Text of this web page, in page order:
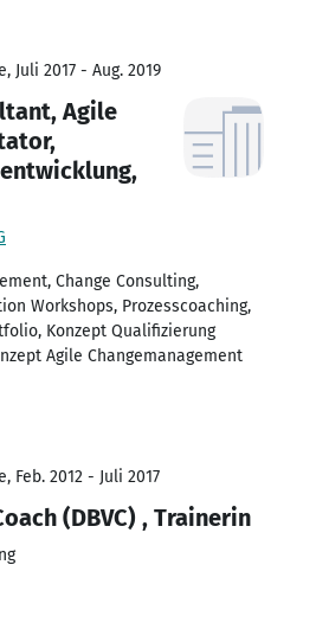
Juli 2017 - Aug. 2019
Agile
Change Consulting,
Workshops, Prozesscoaching,
Konzept Qualifizierung
Agile Changemanagement
Feb. 2012 - Juli 2017
(DBVC) , Trainerin